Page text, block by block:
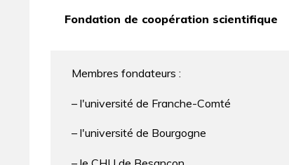
Fondation de coopération scientifique
Membres fondateurs :
– l'université de Franche-Comté
– l'université de Bourgogne